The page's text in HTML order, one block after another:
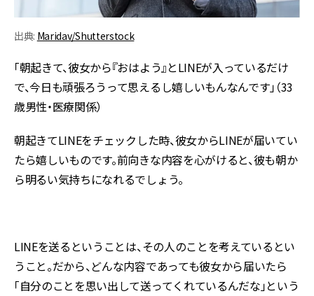
出典: Maridav/Shutterstock
「朝起きて、彼女から『おはよう』とLINEが入っているだけ
で、今日も頑張ろうって思えるし嬉しいもんなんです」（33
歳男性・医療関係）
朝起きてLINEをチェックした時、彼女からLINEが届いてい
たら嬉しいものです。前向きな内容を心がけると、彼も朝か
ら明るい気持ちになれるでしょう。
LINEを送るということは、その人のことを考えているとい
うこと。だから、どんな内容であっても彼女から届いたら
「自分のことを思い出して送ってくれているんだな」という